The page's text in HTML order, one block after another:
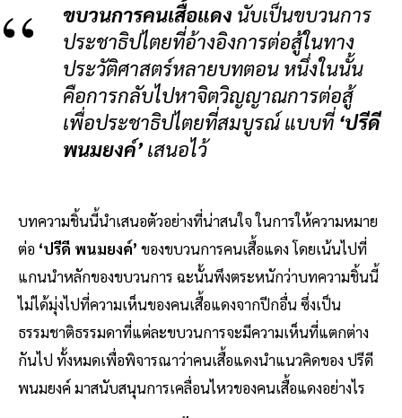
ขบวนการคนเสื้อแดง นับเป็นขบวนการ
ประชาธิปไตยที่อ้างอิงการต่อสู้ในทาง
ประวัติศาสตร์หลายบทตอน หนึ่งในนั้น
คือการกลับไปหาจิตวิญญาณการต่อสู้
เพื่อประชาธิปไตยที่สมบูรณ์ แบบที่ ‘ปรีดี
พนมยงค์’เสนอไว้
บทความชิ้นนี้นำเสนอตัวอย่างที่น่าสนใจ ในการให้ความหมาย
ต่อ ‘ปรีดี พนมยงค์’ ของขบวนการคนเสื้อแดง โดยเน้นไปที่
แกนนำหลักของขบวนการ ฉะนั้นพึงตระหนักว่าบทความชิ้นนี้
ไม่ได้มุ่งไปที่ความเห็นของคนเสื้อแดงจากปีกอื่น ซึ่งเป็น
ธรรมชาติธรรมดาที่แต่ละขบวนการจะมีความเห็นที่แตกต่าง
กันไป ทั้งหมดเพื่อพิจารณาว่าคนเสื้อแดงนำแนวคิดของ ปรีดี
พนมยงค์ มาสนับสนุนการเคลื่อนไหวของคนเสื้อแดงอย่างไร